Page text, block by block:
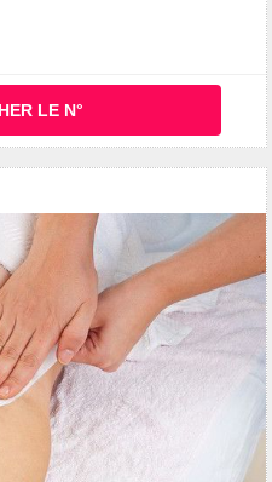
LE N°